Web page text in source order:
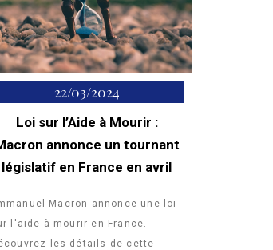
22/03/2024
Loi sur l’Aide à Mourir :
annonce un tournant
législatif en France en avril
Macron annonce une loi
l'aide à mourir en France.
les détails de cette